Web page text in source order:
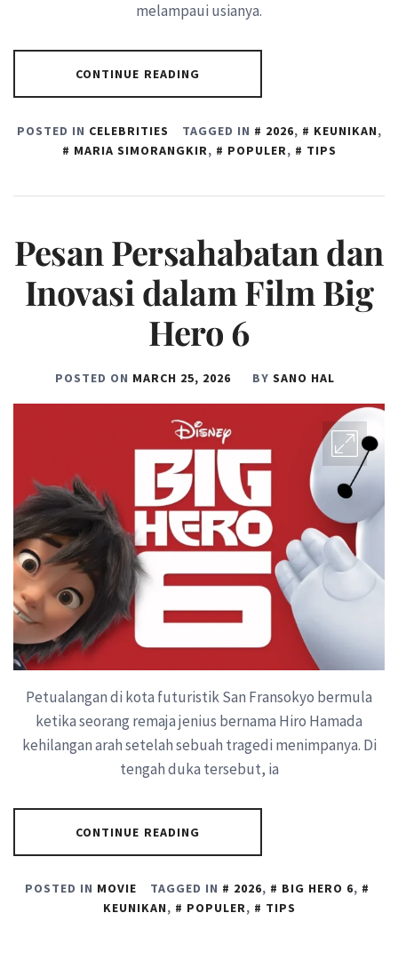
melampaui usianya.
CONTINUE READING
POSTED IN CELEBRITIES TAGGED IN 2026, KEUNIKAN,
MARIA SIMORANGKIR, POPULER, TIPS
Pesan Persahabatan dan
Inovasi dalam Film Big
Hero 6
POSTED ON MARCH 25, 2026 BY SANO HAL
Petualangan di kota futuristik San Fransokyo bermula
ketika seorang remaja jenius bernama Hiro Hamada
kehilangan arah setelah sebuah tragedi menimpanya. Di
tengah duka tersebut, ia
CONTINUE READING
POSTED IN MOVIE TAGGED IN 2026, BIG HERO 6,
KEUNIKAN, POPULER, TIPS